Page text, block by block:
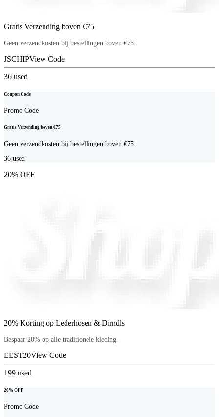
Gratis Verzending boven €75
Geen verzendkosten bij bestellingen boven €75.
JSCHIPView Code
36 used
Coupon Code
Promo Code
Gratis Verzending boven €75
Geen verzendkosten bij bestellingen boven €75.
36 used
20% OFF
20% Korting op Lederhosen & Dirndls
Bespaar 20% op alle traditionele kleding.
EEST20View Code
199 used
20% OFF
Promo Code